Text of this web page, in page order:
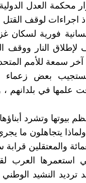
محكمة العدل
اجراءات لوقف القتل
فورية لسكان
لإطلاق النار
سمعة للأمم
يستجيب بعض زعماء
علمها في بلدانهم
بيوتها وتشرد
ولماذا يتجاهلون
والمعتقلين
التي استعمرها
ترديد النشيد